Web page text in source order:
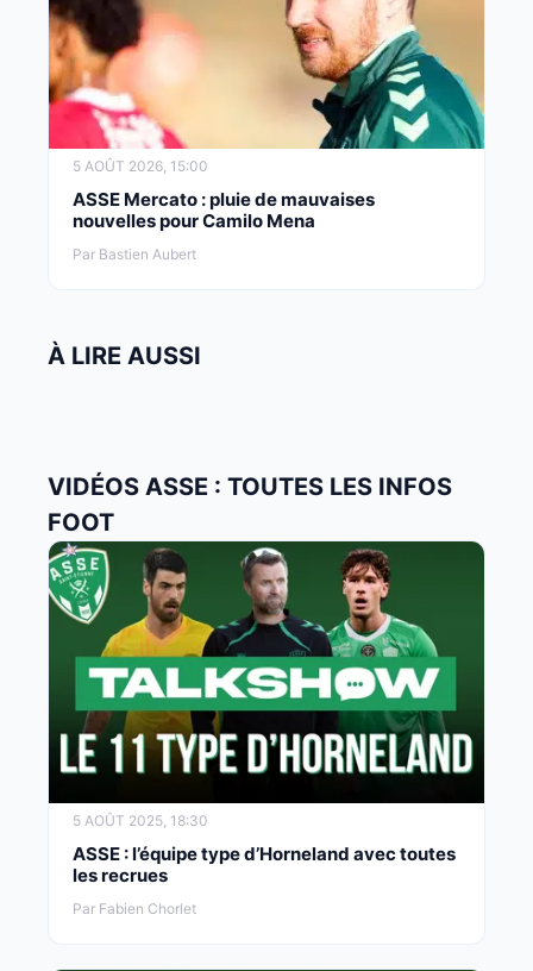
5 AOÛT 2026, 15:00
ASSE Mercato : pluie de mauvaises
nouvelles pour Camilo Mena
Par Bastien Aubert
À LIRE AUSSI
VIDÉOS ASSE : TOUTES LES INFOS
FOOT
5 AOÛT 2025, 18:30
ASSE : l’équipe type d’Horneland avec toutes
les recrues
Par Fabien Chorlet